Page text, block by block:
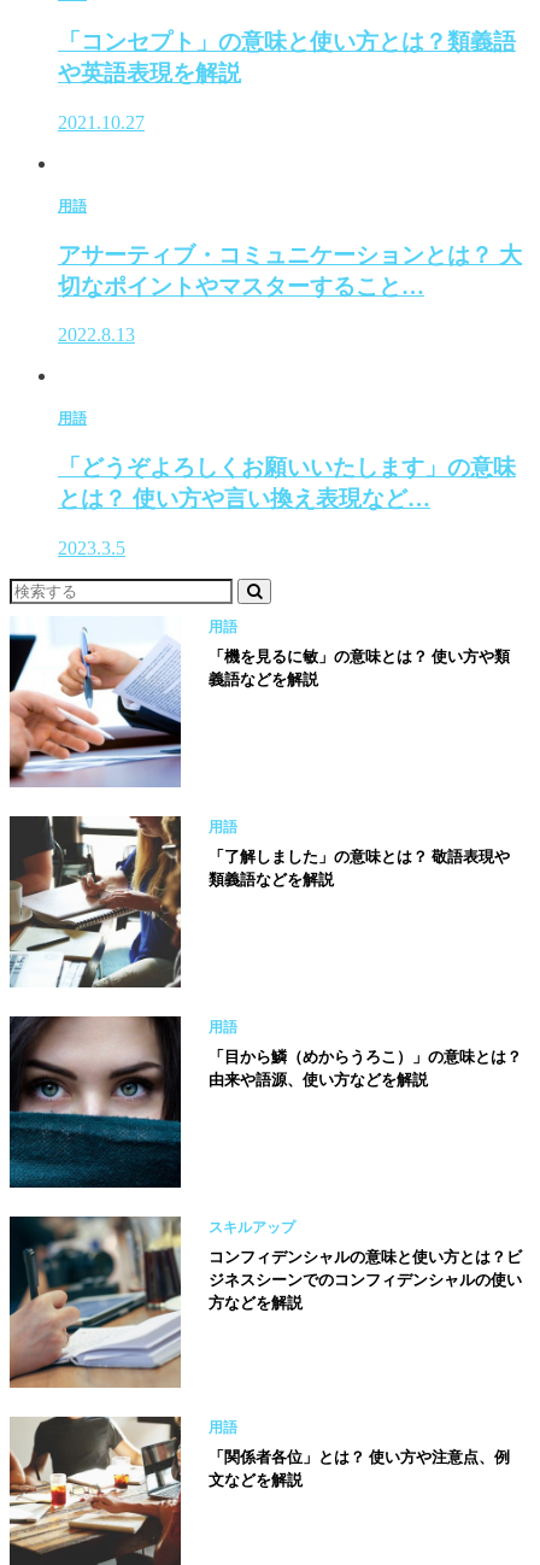
「コンセプト」の意味と使い方とは？類義語
や英語表現を解説
2021.10.27
用語
アサーティブ・コミュニケーションとは？ 大
切なポイントやマスターすること…
2022.8.13
用語
「どうぞよろしくお願いいたします」の意味
とは？ 使い方や言い換え表現など…
2023.3.5
用語
「機を見るに敏」の意味とは？ 使い方や類
義語などを解説
用語
「了解しました」の意味とは？ 敬語表現や
類義語などを解説
用語
「目から鱗（めからうろこ）」の意味とは？
由来や語源、使い方などを解説
スキルアップ
コンフィデンシャルの意味と使い方とは？ビ
ジネスシーンでのコンフィデンシャルの使い
方などを解説
用語
「関係者各位」とは？ 使い方や注意点、例
文などを解説